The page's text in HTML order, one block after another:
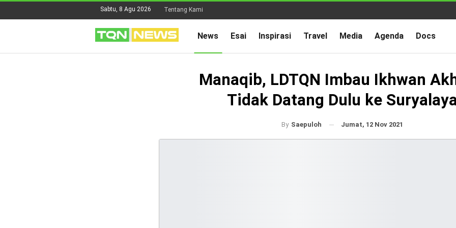
Sabtu, 8 Agu 2026 Tentang Kami
News Esai Inspirasi Travel Media Agenda Docs
Manaqib, LDTQN Imbau Ikhwan
Tidak Datang Dulu ke
By Saepuloh Jumat, 12 Nov 2021